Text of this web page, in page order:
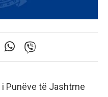
Punëve të Jashtme